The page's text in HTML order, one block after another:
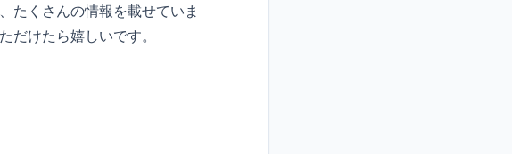
たくさんの情報を載せていま
けたら嬉しいです。